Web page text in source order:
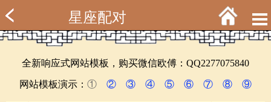
星座配对
全新响应式网站模板，购买微信欧傅：QQ2277075840
网站模板演示： ① ② ③ ④ ⑤ ⑥ ⑦ ⑧ ⑨